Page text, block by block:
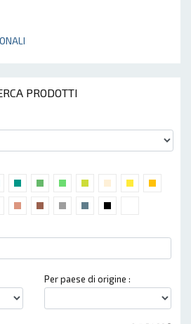
PRODOTTI
Per paese di origine :